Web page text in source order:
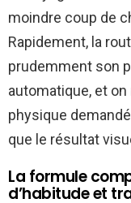
moindre coup de
Rapidement, la
prudemment son
automatique, et
physique
que le résultat
La formule
d’habitude et